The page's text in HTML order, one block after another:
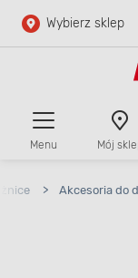
Przejdź do
Wybierz sklep
Menu Mój
> Akcesoria do